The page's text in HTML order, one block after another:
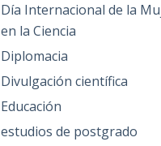
Día Internacional de la
en la Ciencia
Diplomacia
Divulgación científica
Educación
estudios de postgrado